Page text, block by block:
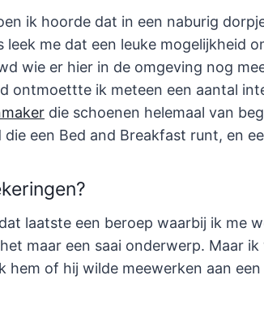
ik hoorde dat in een naburig
leek me dat een leuke mogelijkheid
wie er hier in de omgeving nog
ontmoettte ik meteen een aantal
die schoenen helemaal van
die een Bed and Breakfast runt, en
laatste een beroep waarbij ik me
maar een saai onderwerp. Maar
hem of hij wilde meewerken aan